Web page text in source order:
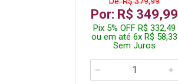
Por: R$ 349,99
Pix 5% OFF R$ 332,49
ou em até 6x R$ 58,33
Sem Juros